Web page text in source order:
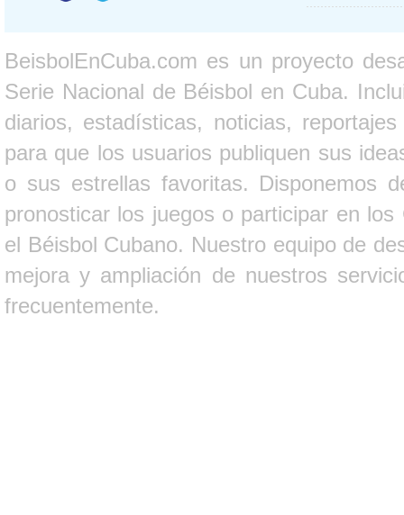
BeisbolEnCuba.com es un proyecto
Serie Nacional de Béisbol en Cuba.
diarios, estadísticas, noticias,
para que los usuarios publiquen sus
o sus estrellas favoritas. Disponemos
pronosticar los juegos o participar en
el Béisbol Cubano. Nuestro equipo de
mejora y ampliación de nuestros
frecuentemente.